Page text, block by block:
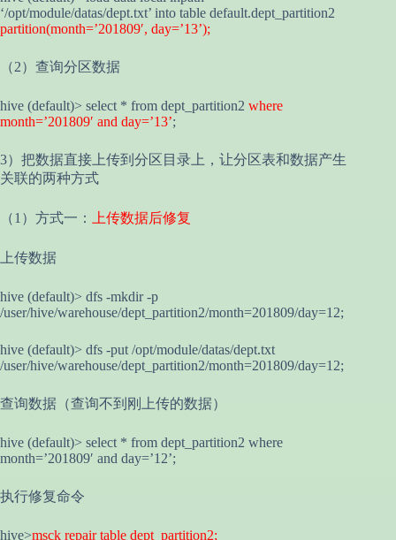
‘/opt/module/datas/dept.txt’ into table default.dept_partition2
partition(month=’201809′, day=’13’);
（2）查询分区数据
hive (default)> select * from dept_partition2 where
month=’201809′ and day=’13’;
3）把数据直接上传到分区目录上，让分区表和数据产生
关联的两种方式
（1）方式一： 上传数据后修复
上传数据
hive (default)> dfs -mkdir -p
/user/hive/warehouse/dept_partition2/month=201809/day=12;
hive (default)> dfs -put /opt/module/datas/dept.txt
/user/hive/warehouse/dept_partition2/month=201809/day=12;
查询数据（查询不到刚上传的数据）
hive (default)> select * from dept_partition2 where
month=’201809′ and day=’12’;
执行修复命令
hive>msck repair table dept_partition2;